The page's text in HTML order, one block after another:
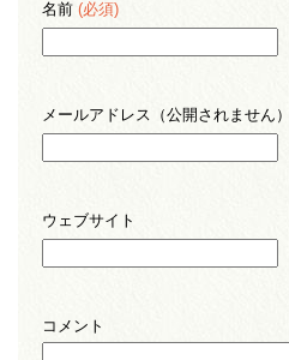
名前 (必須)
メールアドレス（公開されません）
ウェブサイト
コメント